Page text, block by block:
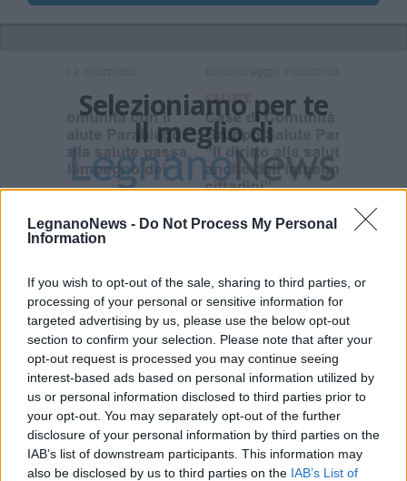
LegnanoNews - Do Not Process My Personal
Information
If you wish to opt-out of the sale, sharing to third parties, or
processing of your personal or sensitive information for
targeted advertising by us, please use the below opt-out
section to confirm your selection. Please note that after your
opt-out request is processed you may continue seeing
interest-based ads based on personal information utilized by
us or personal information disclosed to third parties prior to
your opt-out. You may separately opt-out of the further
disclosure of your personal information by third parties on the
IAB’s list of downstream participants. This information may
also be disclosed by us to third parties on the IAB’s List of
Selezioniamo per te
Il meglio di
Iscriviti alla
newsletter
Commenti
Accedioregistratiper commentare questo
articolo.
L'email è richiesta ma non verrà mostrata ai visitatori. Il contenuto di questo
commento esprime il pensiero dell'autore e non rappresenta la linea editoriale
di VareseNews.it, che rimane autonoma e indipendente. I messaggi inclusi nei
commenti non sono testi giornalistici, ma post inviati dai singoli lettori che
possono essere automaticamente pubblicati senza filtro preventivo. I commenti
che includano uno o più link a siti esterni verranno rimossi in automatico dal
sistema.